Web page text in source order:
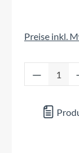
Preise inkl.
Produkt